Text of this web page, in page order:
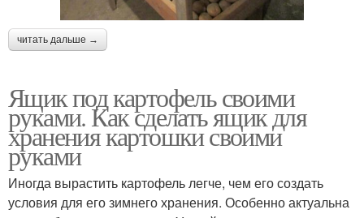
читать дальше →
Ящик под картофель своими
руками. Как сделать ящик для
хранения картошки своими
руками
Иногда вырастить картофель легче, чем его создать
условия для его зимнего хранения. Особенно актуальна